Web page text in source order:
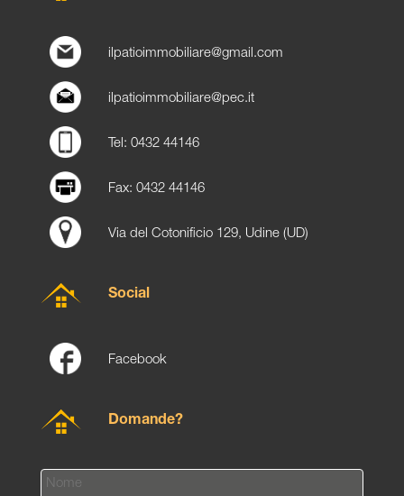
ilpatioimmobiliare@gmail.com
ilpatioimmobiliare@pec.it
Tel: 0432 44146
Fax: 0432 44146
Via del Cotonificio 129, Udine (UD)
Social
Facebook
Domande?